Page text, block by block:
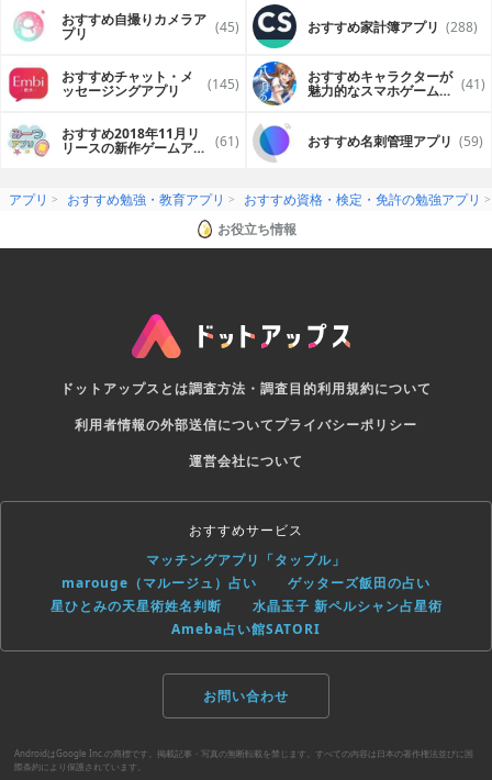
おすすめ自撮りカメラア
プリ (45) おすすめ家計簿アプリ (288)
おすすめチャット・メ
ッセージングアプリ (145) おすすめキャラクターが
魅力的なスマホゲームア (41)
おすすめ2018年11月リ
リースの新作ゲームアプ (61) おすすめ名刺管理アプリ (59)
アプリ おすすめ勉強・教育アプリ
おすすめ資格・検定・免許の勉強アプリ
お役立ち情報
ドットアップスとは調査方法・調査目的利用規約について
利用者情報の外部送信についてプライバシーポリシー
運営会社について
おすすめサービス
マッチングアプリ「タップル」
marouge（マルージュ）占い
ゲッターズ飯田の占い
星ひとみの天星術姓名判断
水晶玉子 新ペルシャン占星術
Ameba占い館SATORI
お問い合わせ
AndroidはGoogle Inc.の商標です。掲載記事・写真の無断転載を禁じます。すべての内容は日本の著作権法並びに国
際条約により保護されています。